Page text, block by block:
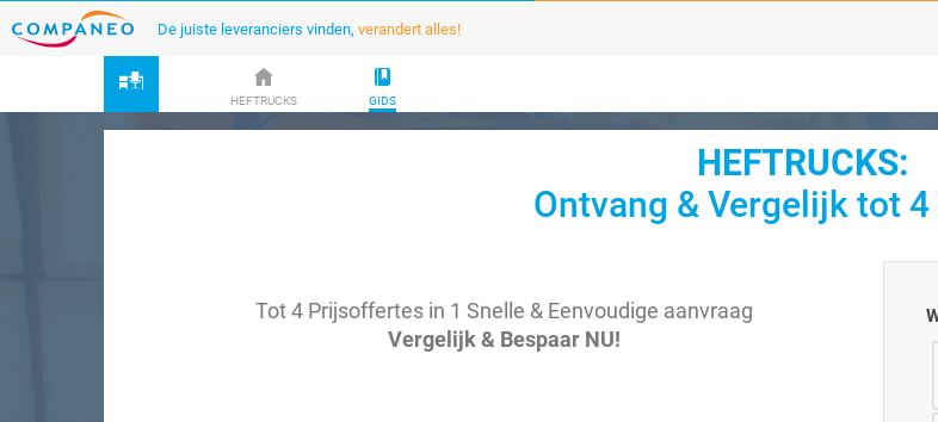
De juiste leveranciers vinden, verandert alles!
HEFTRUCKS GIDS
HEFTRUCKS:
Ontvang & Vergelijk tot
Tot 4 Prijsoffertes in 1 Snelle & Eenvoudige aanvraag
Vergelijk & Bespaar NU!